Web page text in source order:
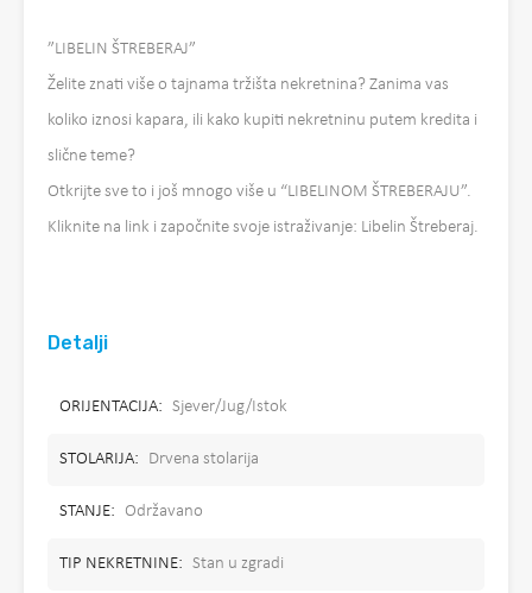
”LIBELIN ŠTREBERAJ”
Želite znati više o tajnama tržišta nekretnina? Zanima vas
koliko iznosi kapara, ili kako kupiti nekretninu putem kredita i
slične teme?
Otkrijte sve to i još mnogo više u “LIBELINOM ŠTREBERAJU”.
Kliknite na link i započnite svoje istraživanje: Libelin Štreberaj.
Detalji
ORIJENTACIJA: Sjever/Jug/Istok
STOLARIJA: Drvena stolarija
STANJE: Održavano
TIP NEKRETNINE: Stan u zgradi